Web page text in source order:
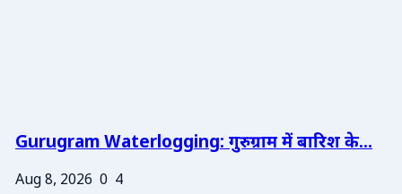
Gurugram Waterlogging: गुरुग्राम में बारिश के...
Aug 8, 2026 0 4